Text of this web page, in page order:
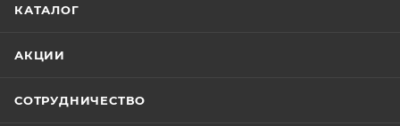
КАТАЛОГ
АКЦИИ
СОТРУДНИЧЕСТВО